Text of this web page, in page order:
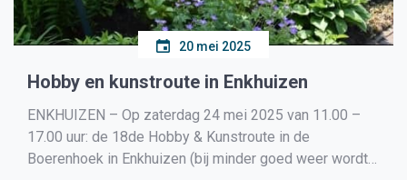
20 mei 2025
Hobby en kunstroute in Enkhuizen
ENKHUIZEN – Op zaterdag 24 mei 2025 van 11.00 –
17.00 uur: de 18de Hobby & Kunstroute in de
Boerenhoek in Enkhuizen (bij minder goed weer wordt